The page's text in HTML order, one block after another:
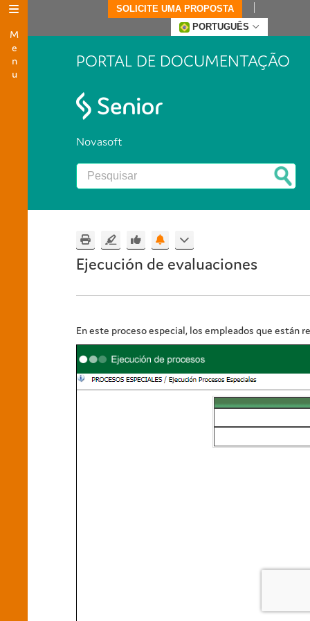
Menu
SOLICITE UMA PROPOSTA
PORTUGUÊS
PORTAL DE DOCUMENTAÇÃO
Novasoft
Ejecución de evaluaciones
En este proceso especial, los empleados que están